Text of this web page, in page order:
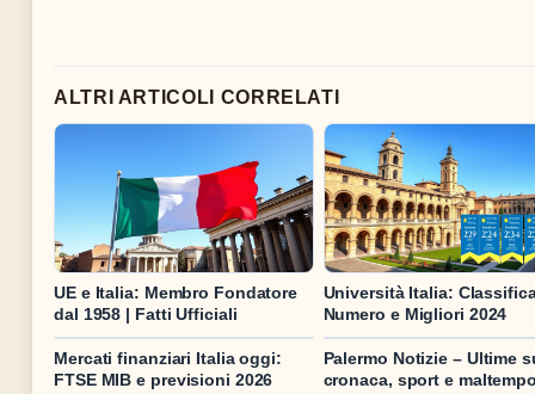
ALTRI ARTICOLI CORRELATI
UE e Italia: Membro Fondatore
dal 1958 | Fatti Ufficiali
Università Italia:
Numero e Migliori 2024
Mercati finanziari Italia oggi:
FTSE MIB e previsioni 2026
Palermo Notizie – Ultime
cronaca, sport e